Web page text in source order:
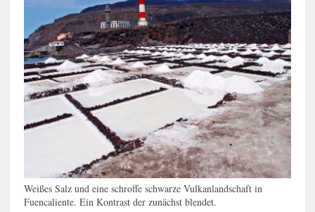
Weißes Salz und eine schroffe schwarze Vulkanlandschaft in
Fuencaliente. Ein Kontrast der zunächst blendet.